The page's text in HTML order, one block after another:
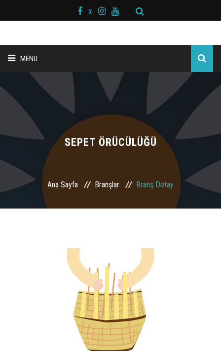
X
MENU
ANA SAYFA
BAŞKAN MESAJI
HAKKIMIZDA
KURS MERKEZLERİ
BRANŞLAR
KAYIT OL /GIRIŞ YAP
SEPET ÖRÜCÜLÜĞÜ
Ana Sayfa Branşlar Branş Detay